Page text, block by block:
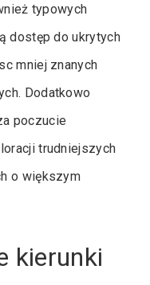
typowych
dostęp do ukrytych
mniej znanych
Dodatkowo
poczucie
trudniejszych
o większym
kierunki